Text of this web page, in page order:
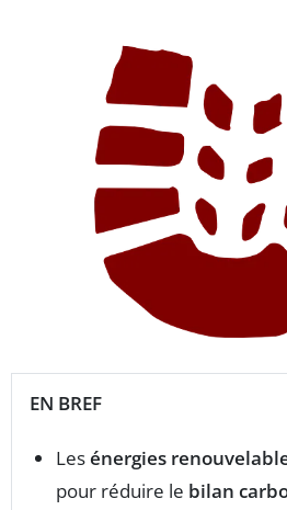
EN BREF
Lesénergies
pour réduire le bilan